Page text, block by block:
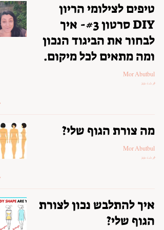
טיפים לצילומי הריון
DIY סרטון #3- איך
לבחור את הביגוד הנכון
ומה מתאים לכל מיקום.
Mor Abutbul
17 במאי 2020
מה צורת הגוף שלי?
Mor Abutbul
17 במאי 2020
איך להתלבש נכון לצורת
הגוף שלי?